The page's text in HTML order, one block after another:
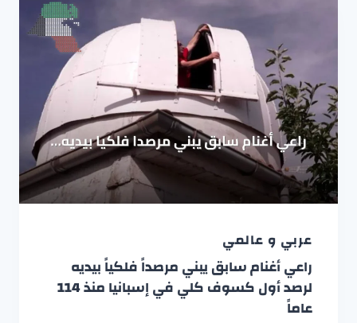
عربي و عالمي
راعي أغنام سابق يبني مرصداً فلكياً بيديه
لرصد أول كسوف كلي في إسبانيا منذ 114
عاماً